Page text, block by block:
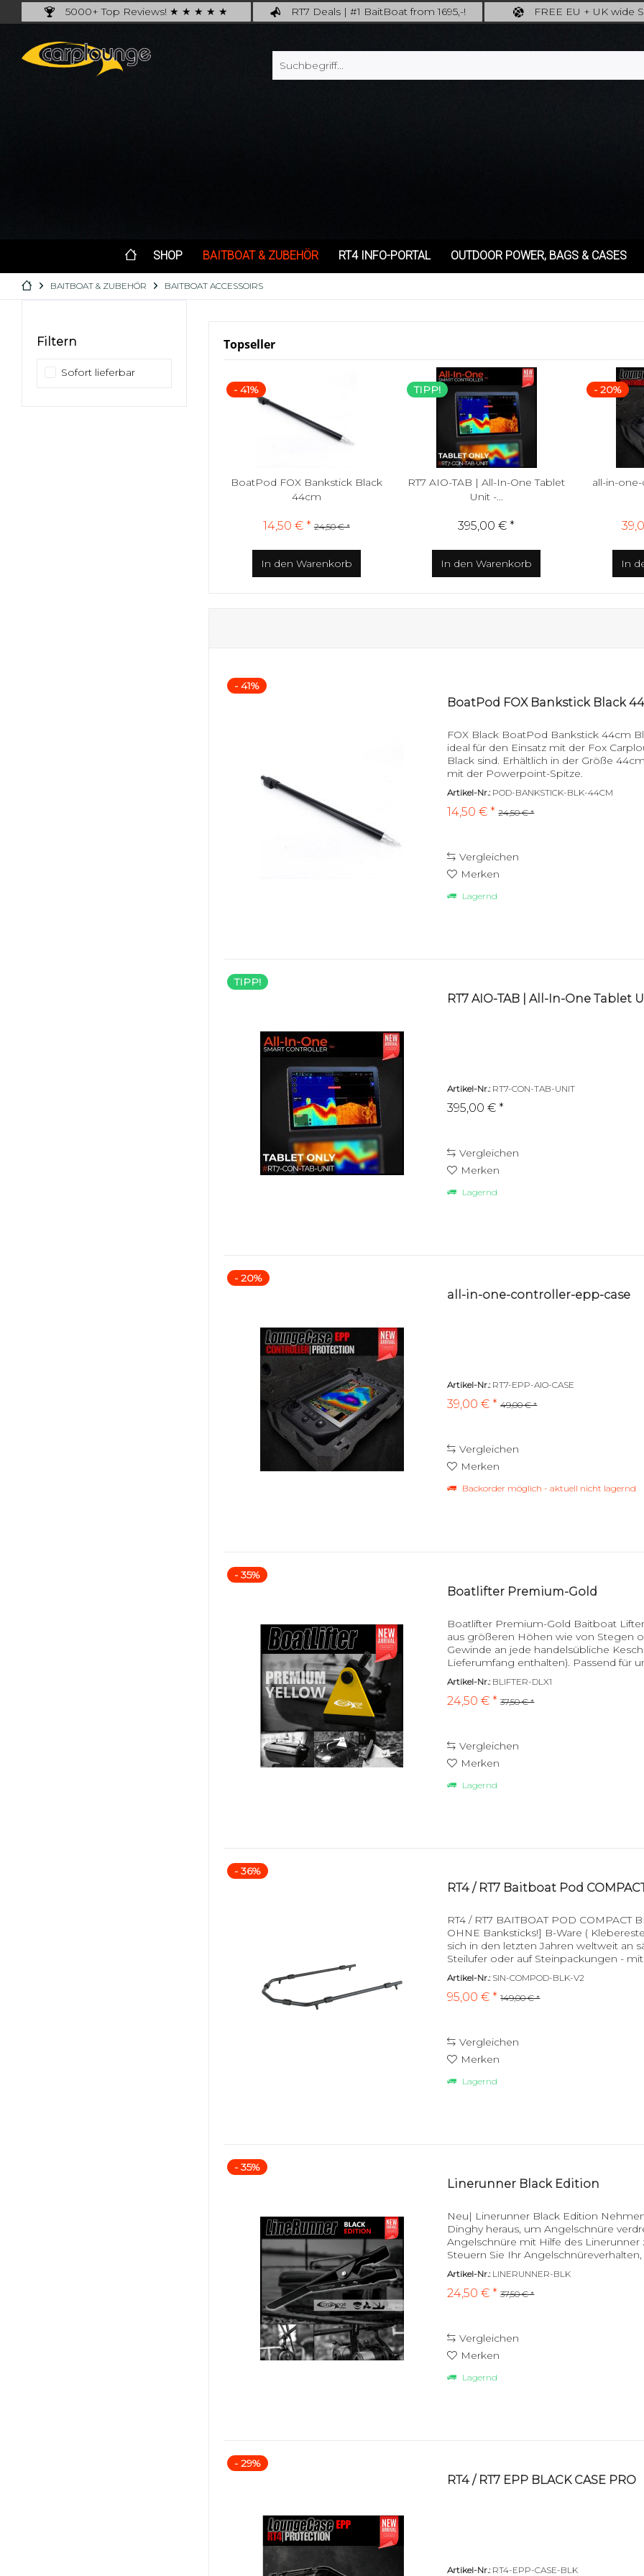
5000+ Top Reviews! ★ ★ ★ ★ ★
RT7 Deals | #1 BaitBoat from 1695,-!
FREE EU + UK wide
SHOP BAITBOAT & ZUBEHÖR RT4 INFO-PORTAL OUTDOOR POWER, BAGS & CASES
BAITBOAT & ZUBEHÖR BAITBOAT ACCESSOIRS
Filtern
Sofort lieferbar
Topseller
- 41%
BoatPod FOX Bankstick Black
44cm
14,50 € * 24,50 € *
In den Warenkorb
TIPP!
RT7 AIO-TAB | All-In-One Tablet
Unit -...
395,00 € *
In den Warenkorb
- 20%
all-in-
In
- 41%
BoatPod FOX Bankstick Black
FOX Black BoatPod Bankstick 44cm
ideal für den Einsatz mit der Fox
Black sind. Erhältlich in der Größe
mit der Powerpoint-Spitze.
Artikel-Nr.: POD-BANKSTICK-BLK-44CM
14,50 € * 24,50 € *
Vergleichen
Merken
Lagernd
TIPP!
RT7 AIO-TAB | All-In-One Tablet
Artikel-Nr.: RT7-CON-TAB-UNIT
395,00 € *
Vergleichen
Merken
Lagernd
- 20%
all-in-one-controller-epp-case
Artikel-Nr.: RT7-EPP-AIO-CASE
39,00 € * 49,00 € *
Vergleichen
Merken
Backorder möglich - aktuell nicht lagernd
- 35%
Boatlifter Premium-Gold
Boatlifter Premium-Gold Baitboat
aus größeren Höhen wie von Stegen
Gewinde an jede handelsübliche
Lieferumfang enthalten). Passend für
Artikel-Nr.: BLIFTER-DLX1
24,50 € * 37,50 € *
Vergleichen
Merken
Lagernd
- 36%
RT4 / RT7 Baitboat Pod
RT4 / RT7 BAITBOAT POD
OHNE Banksticks!] B-Ware (
sich in den letzten Jahren weltweit an
Steilufer oder auf Steinpackungen -
Artikel-Nr.: SIN-COMPOD-BLK-V2
95,00 € * 149,00 € *
Vergleichen
Merken
Lagernd
- 35%
Linerunner Black Edition
Neu| Linerunner Black Edition
Dinghy heraus, um Angelschnüre
Angelschnüre mit Hilfe des
Steuern Sie Ihr
Artikel-Nr.: LINERUNNER-BLK
24,50 € * 37,50 € *
Vergleichen
Merken
Lagernd
- 29%
RT4 / RT7 EPP BLACK CASE PRO
Artikel-Nr.: RT4-EPP-CASE-BLK